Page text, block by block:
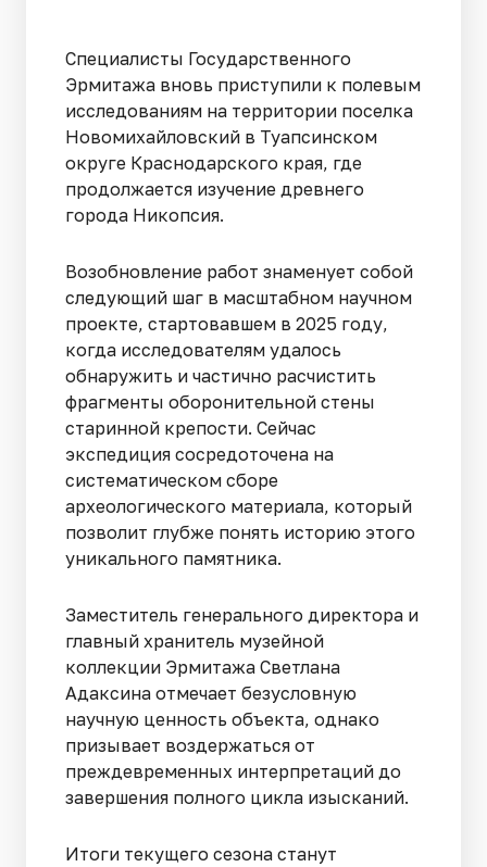
Специалисты Государственного
Эрмитажа вновь приступили к полевым
исследованиям на территории поселка
Новомихайловский в Туапсинском
округе Краснодарского края, где
продолжается изучение древнего
города Никопсия.
Возобновление работ знаменует собой
следующий шаг в масштабном научном
проекте, стартовавшем в 2025 году,
когда исследователям удалось
обнаружить и частично расчистить
фрагменты оборонительной стены
старинной крепости. Сейчас
экспедиция сосредоточена на
систематическом сборе
археологического материала, который
позволит глубже понять историю этого
уникального памятника.
Заместитель генерального директора и
главный хранитель музейной
коллекции Эрмитажа Светлана
Адаксина отмечает безусловную
научную ценность объекта, однако
призывает воздержаться от
преждевременных интерпретаций до
завершения полного цикла изысканий.
Итоги текущего сезона станут